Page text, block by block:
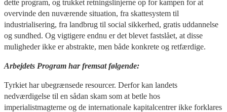
dette program, og trukket retningslinjerne op for kampen for at
overvinde den nuværende situation, fra skattesystem til
industrialisering, fra landbrug til social sikkerhed, gratis uddannelse
og sundhed. Og vigtigere endnu er det blevet fastslået, at disse
muligheder ikke er abstrakte, men både konkrete og retfærdige.
Arbejdets Program har fremsat følgende:
Tyrkiet har ubegrænsede resourcer. Derfor kan landets
nedværdigelse til en sådan skam som at betle hos
imperialistmagterne og de internationale kapitalcentrer ikke forklares